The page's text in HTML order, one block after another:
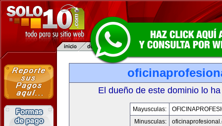
El dueño de este dominio lo
Mayusculas:
Minusculas: